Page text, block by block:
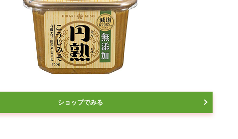
ショップでみる